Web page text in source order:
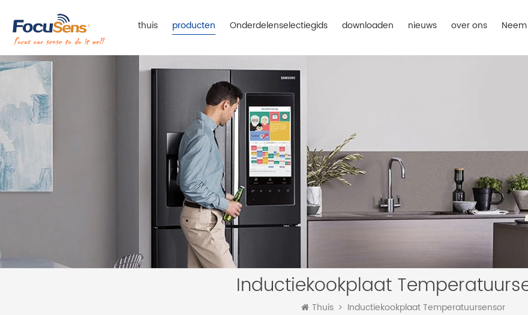
thuis producten Onderdelenselectiegids downloaden nieuws over ons
Inductiekookplaat
Thuis Inductiekookplaat Temperatuursensor